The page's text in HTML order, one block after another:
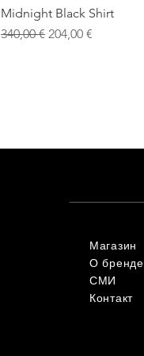
Midnight Black Shirt
Обычная цена
340,00 € Цена со скидкой
204,00 €
Магазин
О бренде
СМИ
Контакт